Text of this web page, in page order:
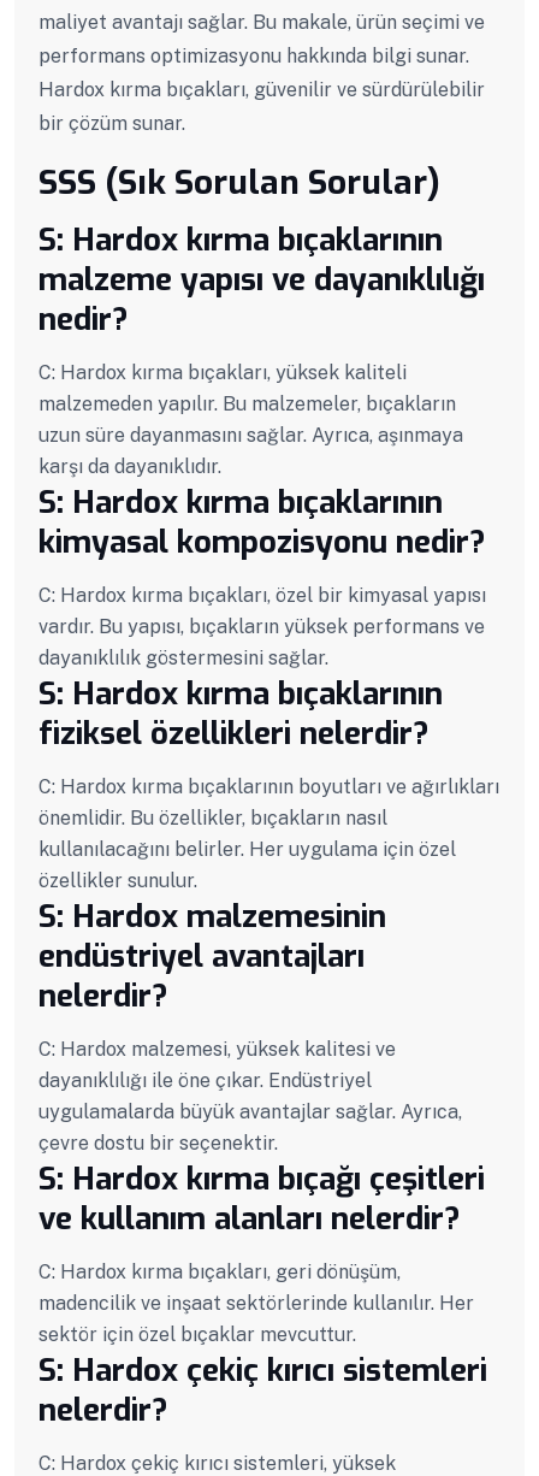
maliyet avantajı sağlar. Bu makale, ürün seçimi ve
performans optimizasyonu hakkında bilgi sunar.
Hardox kırma bıçakları, güvenilir ve sürdürülebilir
bir çözüm sunar.
SSS (Sık Sorulan Sorular)
S: Hardox kırma bıçaklarının
malzeme yapısı ve dayanıklılığı
nedir?
C: Hardox kırma bıçakları, yüksek kaliteli
malzemeden yapılır. Bu malzemeler, bıçakların
uzun süre dayanmasını sağlar. Ayrıca, aşınmaya
karşı da dayanıklıdır.
S: Hardox kırma bıçaklarının
kimyasal kompozisyonu nedir?
C: Hardox kırma bıçakları, özel bir kimyasal yapısı
vardır. Bu yapısı, bıçakların yüksek performans ve
dayanıklılık göstermesini sağlar.
S: Hardox kırma bıçaklarının
fiziksel özellikleri nelerdir?
C: Hardox kırma bıçaklarının boyutları ve ağırlıkları
önemlidir. Bu özellikler, bıçakların nasıl
kullanılacağını belirler. Her uygulama için özel
özellikler sunulur.
S: Hardox malzemesinin
endüstriyel avantajları
nelerdir?
C: Hardox malzemesi, yüksek kalitesi ve
dayanıklılığı ile öne çıkar. Endüstriyel
uygulamalarda büyük avantajlar sağlar. Ayrıca,
çevre dostu bir seçenektir.
S: Hardox kırma bıçağı çeşitleri
ve kullanım alanları nelerdir?
C: Hardox kırma bıçakları, geri dönüşüm,
madencilik ve inşaat sektörlerinde kullanılır. Her
sektör için özel bıçaklar mevcuttur.
S: Hardox çekiç kırıcı sistemleri
nelerdir?
C: Hardox çekiç kırıcı sistemleri, yüksek